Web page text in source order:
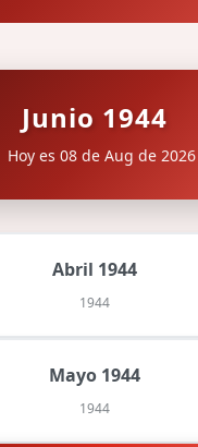
Junio 1944
Hoy es 08 de Aug de 2026
Abril 1944
1944
Mayo 1944
1944